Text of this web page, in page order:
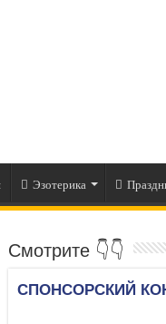
Эзотерика
Смотрите 👇👇